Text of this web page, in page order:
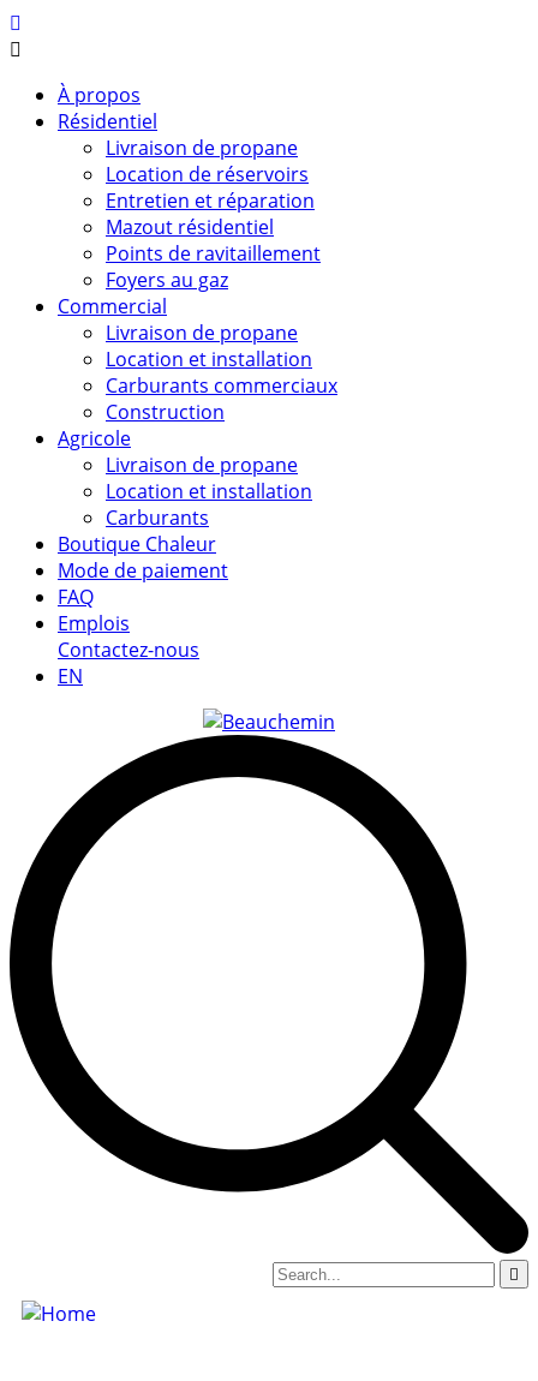
À propos
Résidentiel
Livraison de propane
Location de réservoirs
Entretien et réparation
Mazout résidentiel
Points de ravitaillement
Foyers au gaz
Commercial
Livraison de propane
Location et installation
Carburants commerciaux
Construction
Agricole
Livraison de propane
Location et installation
Carburants
Boutique Chaleur
Mode de paiement
FAQ
Emplois
Contactez-nous
EN